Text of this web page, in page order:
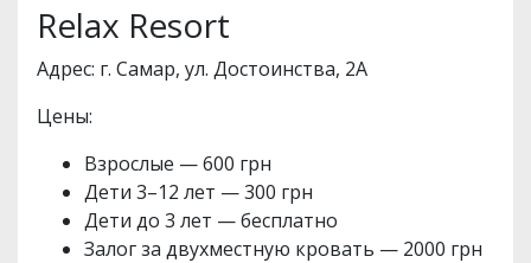
Relax Resort
Адрес: г. Самар, ул. Достоинства, 2А
Цены:
Взрослые — 600 грн
Дети 3–12 лет — 300 грн
Дети до 3 лет — бесплатно
Залог за двухместную кровать — 2000 грн